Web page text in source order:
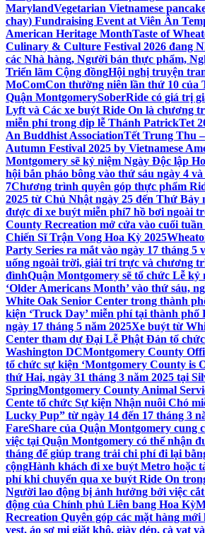
MarylandVegetarian Vietnamese
chay) Fundraising Event at Viên Ân
American Heritage MonthTaste of
Culinary & Culture Festival 2026 đang
các Nhà hàng, Người bán thực phẩm,
Triển lãm Cộng đồngHội nghị truyện
MoComCon thường niên lần thứ 10 của
Quận MontgomerySoberRide có giá trị
Lyft và Các xe buýt Ride On là chương
miễn phí trong dịp lễ Thánh PatrickTet
An Buddhist AssociationTết Trung Thu
Autumn Festival 2025 by Vietnamese
Montgomery sẽ kỷ niệm Ngày Độc lập
hội bắn pháo bông vào thứ sáu ngày 4
7Chương trình quyên góp thực phẩm
2025 từ Chủ Nhật ngày 25 đến Thứ Bảy
được đi xe buýt miễn phí7 hồ bơi ngoài
County Recreation mở cửa vào cuối
Chiến Sĩ Trận Vong Hoa Kỳ 2025
Party Series ra mắt vào ngày 17 tháng 5
uống ngoài trời, giải trí trực và chương
đìnhQuận Montgomery sẽ tổ chức Lễ kỷ
‘Older Americans Month’ vào thứ sáu,
White Oak Senior Center trong thành
kiện ‘Truck Day’ miễn phí tại thành phố
ngày 17 tháng 5 năm 2025Xe buýt từ
Center tham dự Đại Lễ Phật Đản tổ
Washington DCMontgomery County
tổ chức sự kiện ‘Montgomery County is
thứ Hai, ngày 31 tháng 3 năm 2025 tại
SpringMontgomery County Animal
Cente tổ chức Sự kiện Nhận nuôi Chó
Lucky Pup” từ ngày 14 đến 17 tháng 3
FareShare của Quận Montgomery cung
việc tại Quận Montgomery có thể nhận
tháng để giúp trang trải chi phí đi lại
cộngHành khách đi xe buýt Metro hoặc
phí khi chuyển qua xe buýt Ride On
Người lao động bị ảnh hưởng bởi việc
động của Chính phủ Liên bang Hoa Kỳ
Recreation Quyên góp các mặt hàng
vest, áo sơ mi giặt khô, giày dép, cà vạt